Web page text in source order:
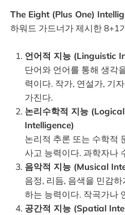
The Eight (Plus One)
하워드 가드너가 제시한 8+1
언어적 지능 (Linguistic
단어와 언어를 통해 생각
력이다. 작가, 연설가, 기
가진다.
논리수학적 지능
Intelligence)
논리적 추론 또는 수학적
사고 능력이다. 과학자나
음악적 지능 (Musical
음정, 리듬, 음색을 민감
하는 능력이다. 작곡가나
공간적 지능 (Spatial